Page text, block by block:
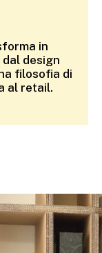
in
dal design
filosofia di
al retail.